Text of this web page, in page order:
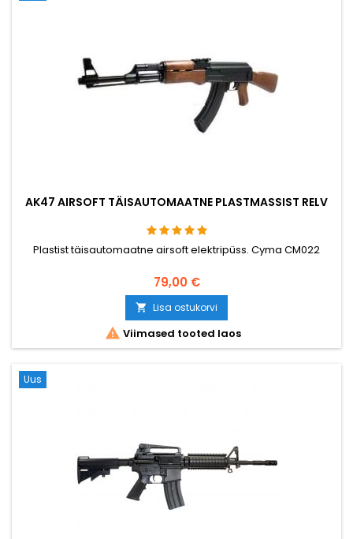
AK47 AIRSOFT TÄISAUTOMAATNE PLASTMASSIST RELV
Plastist täisautomaatne airsoft elektripüss. Cyma CM022
79,00 €
 Lisa ostukorvi
 Viimased tooted laos
Uus